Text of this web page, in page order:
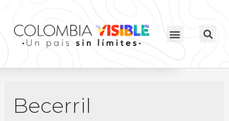
Becerril